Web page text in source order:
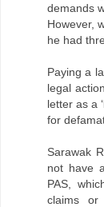
demands
However,
he had
Paying a
legal
letter as a
for
Sarawak
not have
PAS,
claims or